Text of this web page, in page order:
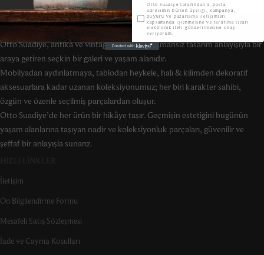
Otto Suadiye, antika ve vintage tutkusunu zamansız tasarım anlayışıyla bir
araya getiren seçkin bir galeri ve yaşam alanıdır.
Mobilyadan aydınlatmaya, tablodan heykele, halı & kilimden dekoratif
aksesuarlara kadar uzanan koleksiyonumuz; her biri karakter sahibi,
özgün ve özenle seçilmiş parçalardan oluşur.
Otto Suadiye’de her ürün bir hikâye taşır. Geçmişin estetiğini bugünün
yaşam alanlarına taşıyan nadir ve koleksiyonluk parçaları, güvenilir ve
şeffaf bir anlayışla sunarız.
İletişim
Ön Bilgilendirme Formu
Mesafeli Satış Sözleşmesi
İade ve Cayma Koşulları
KVKKOtto Suadiye tarafından e-posta
adresimin bülten üyeliği, kampanya,
duyuru ve pazarlama iletişimleri
kapsamında işlenmesine ve tarafıma ticari
elektronik ileti gönderilmesine onay
veriyorum.